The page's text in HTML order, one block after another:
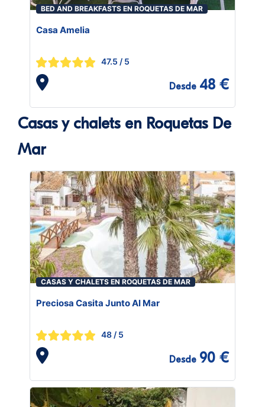
BED AND BREAKFASTS EN ROQUETAS DE MAR
Casa Amelia
47.5 / 5
Desde 48 €
Casas y chalets en Roquetas De
Mar
CASAS Y CHALETS EN ROQUETAS DE MAR
Preciosa Casita Junto Al Mar
48 / 5
Desde 90 €